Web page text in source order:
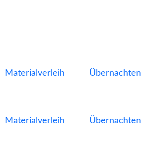
Materialverleih Übernachten
Materialverleih Übernachten